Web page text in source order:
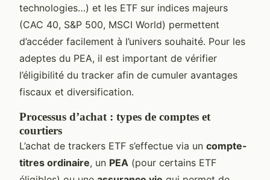
technologies…) et les ETF sur indices majeurs
(CAC 40, S&P 500, MSCI World) permettent
d’accéder facilement à l’univers souhaité. Pour les
adeptes du PEA, il est important de vérifier
l’éligibilité du tracker afin de cumuler avantages
fiscaux et diversification.
Processus d’achat : types de comptes et
courtiers
L’achat de trackers ETF s’effectue via un compte-
titres ordinaire, un PEA (pour certains ETF